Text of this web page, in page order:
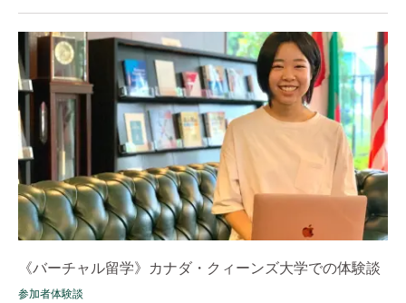
《バーチャル留学》カナダ・クィーンズ大学での体験談
参加者体験談